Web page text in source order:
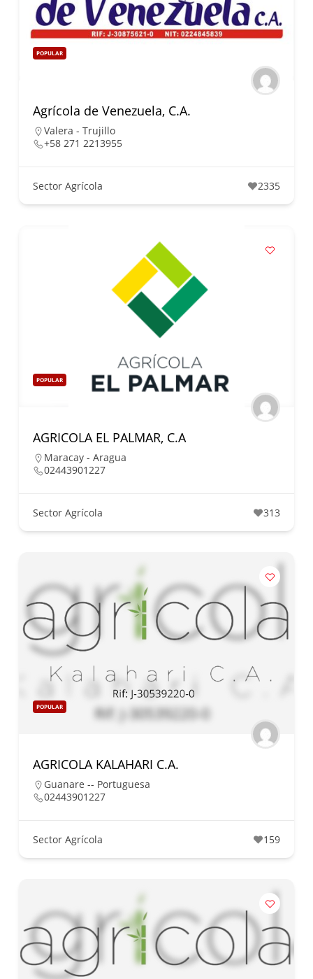
POPULAR
Agrícola de Venezuela, C.A.
Valera - Trujillo
+58 271 2213955
Sector Agrícola 2335
POPULAR
AGRICOLA EL PALMAR, C.A
Maracay - Aragua
02443901227
Sector Agrícola 313
POPULAR
AGRICOLA KALAHARI C.A.
Guanare -- Portuguesa
02443901227
Sector Agrícola 159